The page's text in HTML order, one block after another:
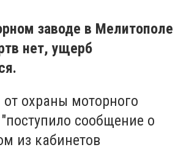
заводе в Мелитополе
нет, ущерб
охраны моторного
сообщение о
из кабинетов